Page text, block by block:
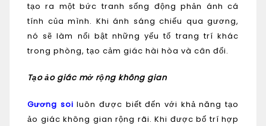
tạo ra một bức tranh sống động phản ánh cá
tính của mình. Khi ánh sáng chiếu qua gương,
nó sẽ làm nổi bật những yếu tố trang trí khác
trong phòng, tạo cảm giác hài hòa và cân đối.
Tạo ảo giác mở rộng không gian
Gương soi luôn được biết đến với khả năng tạo
ảo giác không gian rộng rãi. Khi được bố trí hợp